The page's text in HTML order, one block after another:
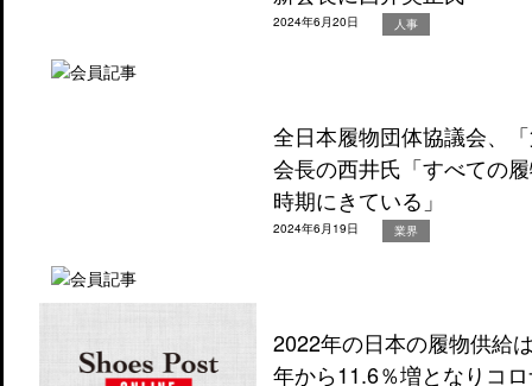
2024年6月20日 人事
全日本履物団体協議会、
会長の西井氏「すべての
時期にきている」
2024年6月19日 業界
2022年の日本の履物供
年から11.6％増となりコ